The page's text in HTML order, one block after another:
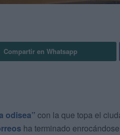
Compartir en Whatsapp
odisea” con la que topa el
ha terminado enrocándose